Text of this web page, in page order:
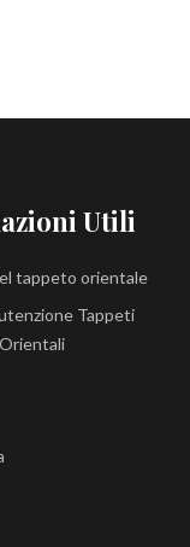
Utili
tappeto orientale
Tappeti